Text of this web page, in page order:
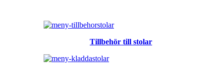
Tillbehör till stolar